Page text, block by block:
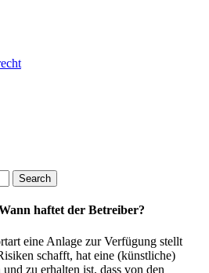
Search
haftet der Betreiber?
eine Anlage zur Verfügung stellt
schafft, hat eine (künstliche)
zu erhalten ist, dass von den